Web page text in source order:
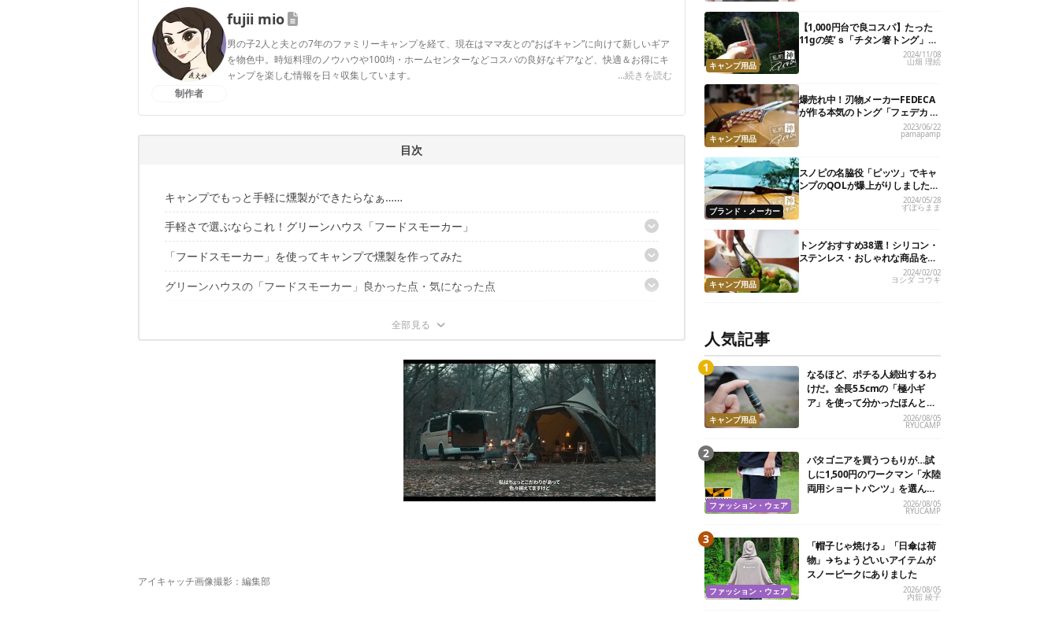
制作者
fujii mio
男の子2人と夫との7年のファミリーキャンプを経て、現在はママ友との“おばキャン”に向けて新しいギア
を物色中。時短料理のノウハウや100均・ホームセンターなどコスパの良好なギアなど、快適＆お得にキ
ャンプを楽しむ情報を日々収集しています。
...続きを読む
目次
キャンプでもっと手軽に燻製ができたらなぁ……
手軽さで選ぶならこれ！グリーンハウス「フードスモーカー」
おすすめポイント1：ハンディサイズでコンパクト
おすすめポイント3：とにかく簡単！
「フードスモーカー」を使ってキャンプで燻製を作ってみた
本体のセッティング
ナッツはどう？
グリーンハウスの「フードスモーカー」良かった点・気になった点
気になった点
アイキャッチ画像撮影：編集部
キャンプ用品
【1,000円台で良コスパ】たった
11gの笑’ｓ「チタン箸トング」
が、キャンプ飯のストレスを解消
2024/11/08
山畑 理絵
キャンプ用品
爆売れ中！刃物メーカーFEDECA
が作る本気のトング「フェデカ ク
レバートング」【私的神アイテ
2023/06/22
pamapamp
ブランド・メーカー
スノピの名脇役「ピッツ」でキャ
ンプのQOLが爆上がりしました
【私的神アイテム】
2024/05/28
ずぼらまま
キャンプ用品
トングおすすめ38選！シリコン・
ステンレス・おしゃれな商品を紹
介
2024/02/02
ヨシダ コウキ
人気記事
キャンプ用品
なるほど、ポチる人続出するわ
けだ。全長5.5cmの「極小ギ
ア」を使って分かったほんとの
2026/08/05
RYUCAMP
ファッション・ウェア
パタゴニアを買うつもりが…試
しに1,500円のワークマン「水陸
両用ショートパンツ」を選んだ
2026/08/05
RYUCAMP
ファッション・ウェア
「帽子じゃ焼ける」「日傘は荷
物」→ちょうどいいアイテムが
スノーピークにありました
2026/08/05
内舘 綾子